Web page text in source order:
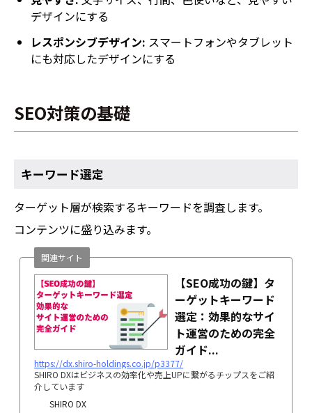
デザインにする
レスポンシブデザイン: スマートフォンやタブレット
にも対応したデザインにする
SEO対策の基礎
キーワード選定
ターゲット層が検索するキーワードを調査します。
コンテンツに盛り込みます。
【SEO成功の鍵】タ
ーゲットキーワード
選定：効果的なサイ
ト運営のための完全
ガイド...
https://dx.shiro-holdings.co.jp/p3377/
SHIRO DXはビジネスの効率化や売上UPに繋がるチップスをご紹
介しています
SHIRO DX
関連サイト